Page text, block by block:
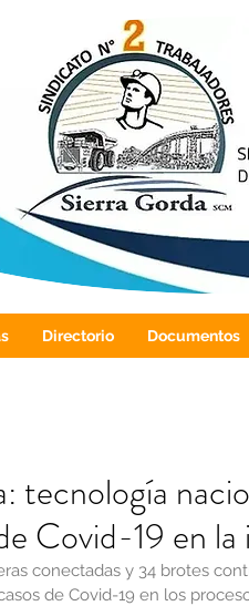
Directorio Documentos
tecnología
Covid-19 en la
conectadas y 34 brotes
de Covid-19 en los